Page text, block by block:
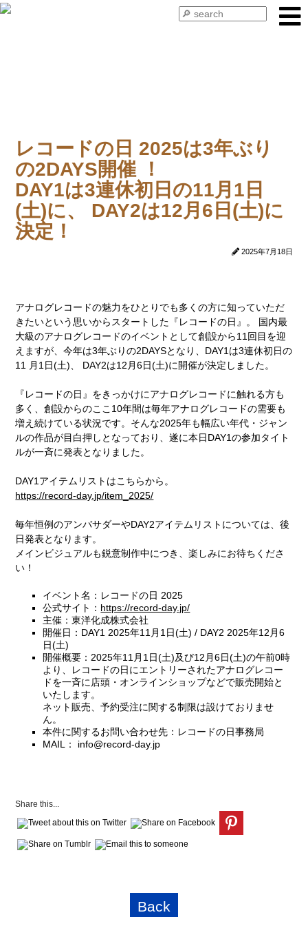
レコードの⽇ 2025は3年ぶり
の2DAYS開催 ！
DAY1は3連休初日の11月1日
(土)に、 DAY2は12月6日(土)に
決定！
2025年7月18日
アナログレコードの魅力をひとりでも多くの方に知っていただ
きたいという思いからスタートした『レコードの日』。 国内最
大級のアナログレコードのイベントとして創設から11回目を迎
えますが、今年は3年ぶりの2DAYSとなり、DAY1は3連休初日の
11 月1日(土)、 DAY2は12月6日(土)に開催が決定しました。
『レコードの日』をきっかけにアナログレコードに触れる方も
多く、創設からのここ10年間は毎年アナログレコードの需要も
増え続けている状況です。そんな2025年も幅広い年代・ジャン
ルの作品が目白押しとなっており、遂に本日DAY1の参加タイト
ルが一斉に発表となりました。
DAY1アイテムリストはこちらから。
https://record-day.jp/item_2025/
毎年恒例のアンバサダーやDAY2アイテムリストについては、後
日発表となります。
メインビジュアルも鋭意制作中につき、楽しみにお待ちくださ
い！
イベント名：レコードの日 2025
公式サイト： https://record-day.jp/
主催：東洋化成株式会社
開催日：DAY1 2025年11月1日(土) / DAY2 2025年12月6
日(土)
開催概要：2025年11月1日(土)及び12月6日(土)の午前0時
より、レコードの日にエントリーされたアナログレコー
ドを一斉に店頭・オンラインショップなどで販売開始と
いたします。
ネット販売、予約受注に関する制限は設けておりませ
ん。
本件に関するお問い合わせ先：レコードの日事務局
MAIL： info@record-day.jp
Share this...
Back